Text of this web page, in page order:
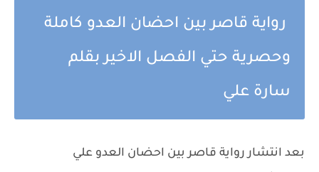
رواية قاصر بين احضان العدو كاملة
وحصرية حتي الفصل الاخير بقلم
سارة علي
بعد انتشار رواية قاصر بين احضان العدو علي